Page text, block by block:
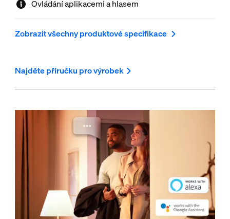
ještě víc funkcí.
Ovládání aplikacemi a hlasem
Zobrazit všechny produktové specifikace
Najděte příručku pro výrobek